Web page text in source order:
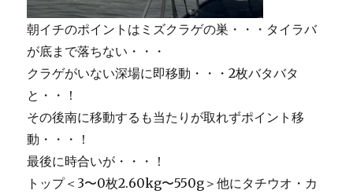
朝イチのポイントはミズクラゲの巣・・・タイラバ
が底まで落ちない・・・
クラゲがいない深場に即移動・・・2枚バタバタ
と・・！
その後南に移動するも当たりが取れずポイント移
動・・・！
最後に時合いが・・・！
トップ＜3〜0枚2.60kg〜550g＞他にタチウオ・カ